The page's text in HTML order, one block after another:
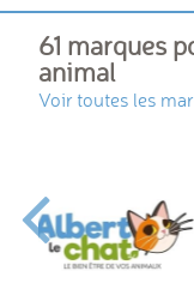
61 marques
animal
Voir toutes les